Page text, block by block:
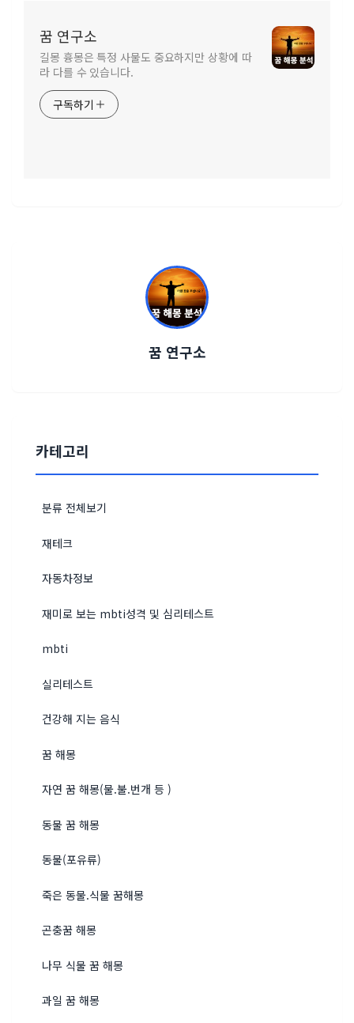
꿈 연구소
길몽 흉몽은 특정 사물도 중요하지만 상황에 따
라 다를 수 있습니다.
구독하기
꿈 연구소
카테고리
분류 전체보기
재테크
자동차정보
재미로 보는 mbti성격 및 심리테스트
mbti
실리테스트
건강해 지는 음식
꿈 해몽
자연 꿈 해몽(물.불.번개 등 )
동물 꿈 해몽
동물(포유류)
죽은 동물.식물 꿈해몽
곤충꿈 해몽
나무 식물 꿈 해몽
과일 꿈 해몽